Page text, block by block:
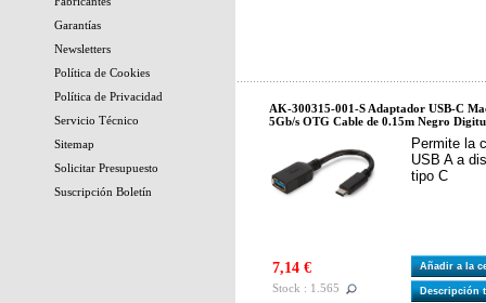
Garantías
Newsletters
Política de Cookies
Política de Privacidad
Servicio Técnico
Sitemap
Solicitar Presupuesto
Suscripción Boletín
AK-300315-001-S Adaptador USB-C
5Gb/s OTG Cable de 0.15m Negro
Permite la
USB A a
tipo C
7,14 €
Stock : 1.565
Añadir a la
Descripción